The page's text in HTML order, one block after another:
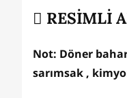
RESİMLİ
Not: Döner
sarımsak ,